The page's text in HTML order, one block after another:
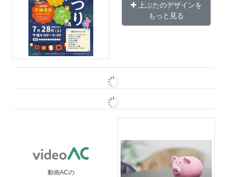
上ぶたのデザインを
もっと見る
動画ACの